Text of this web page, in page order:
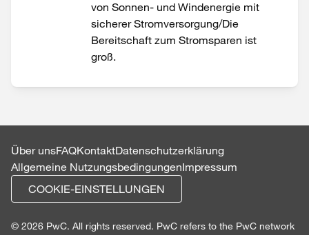
von Sonnen- und Windenergie mit
sicherer Stromversorgung/Die
Bereitschaft zum Stromsparen ist
Über unsFAQKontaktDatenschutzerklärung
Allgemeine NutzungsbedingungenImpressum
COOKIE-EINSTELLUNGEN
© 2026 PwC. All rights reserved. PwC refers to the PwC network